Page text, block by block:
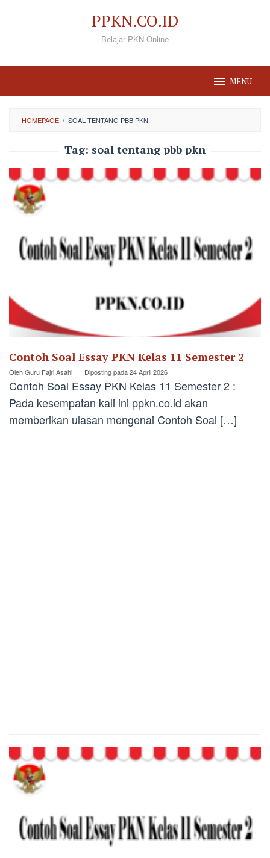
PPKN.CO.ID
Belajar PKN Online
MENU
HOMEPAGE / SOAL TENTANG PBB PKN
Tag: soal tentang pbb pkn
Contoh Soal Essay PKN Kelas 11 Semester 2
OlehGuru Fajri Asahi Diposting pada24 April 2026
Contoh Soal Essay PKN Kelas 11 Semester 2 :
Pada kesempatan kali ini ppkn.co.id akan
memberikan ulasan mengenai Contoh Soal […]